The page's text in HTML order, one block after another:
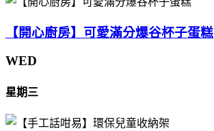
【開心廚房】可愛滿分爆谷杯子蛋糕
WED
星期三